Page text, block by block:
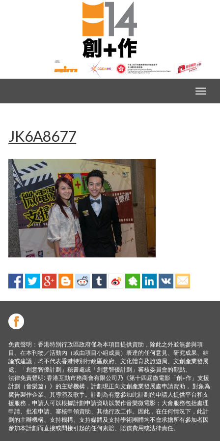
JK6A8677
免責聲明：香港特別行政區政府僅為本項目提供資助，除此之外並無參與項
目。在本刊物／活動內（或由項目小組成員）表達的任何意見、研究成果、結
論或建議，均不代表香港特別行政區政府、文化體育及旅遊局、文創產業發展
處、「創意智優計劃」秘書處或「創意智優計劃」審核委員會的觀點。
法律免責聲明: 香港互動市務商會有限公司乃《第十四屆微電影「創+作」支援
計劃（音樂篇）》的主辦機構，計劃現正向文創產業發展處申請資助， 對象為
廣告製作企業、其導演及歌手。計劃為有意參加此計劃的申請人提供平台和支
援服務，申請人可以根據計劃申請資助以製作音樂微電影；大會服務包括處理
申請、批准申請、審核申領資助、其他行政工作。因此，在任何情況下，此計
劃的主辦機構、支持機構、支持媒體及支持學術圑體均不會承擔所有參加者因
參加本計劃而直接或間接引起的任何索賠、賠償費用或法律責任。